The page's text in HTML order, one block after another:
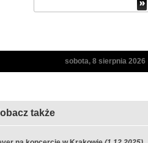
sobota, 8 sierpnia 2026
także